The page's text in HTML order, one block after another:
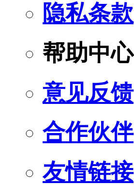
隐私条款
帮助中心
意见反馈
合作伙伴
友情链接